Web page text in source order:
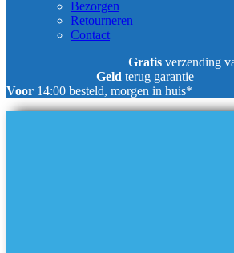
Bezorgen
Retourneren
Contact
Gratis verzending
Geld terug
Voor 14:00 besteld, morgen in huis*